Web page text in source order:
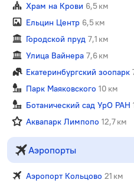
Храм на Крови 6,5 км
Ельцин Центр 6,5 км
Городской пруд 7,1 км
Улица Вайнера 7,6 км
Екатеринбургский зоопарк
Парк Маяковского 10 км
Ботанический сад УрО РАН
Аквапарк Лимпопо 12,7 км
Аэропорты
Аэропорт Кольцово 21 км